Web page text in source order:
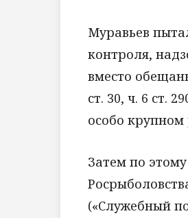
Муравьев
контроля,
вместо
ст. 30, ч. 6 ст.
особо крупном
Затем по
(«Служебный